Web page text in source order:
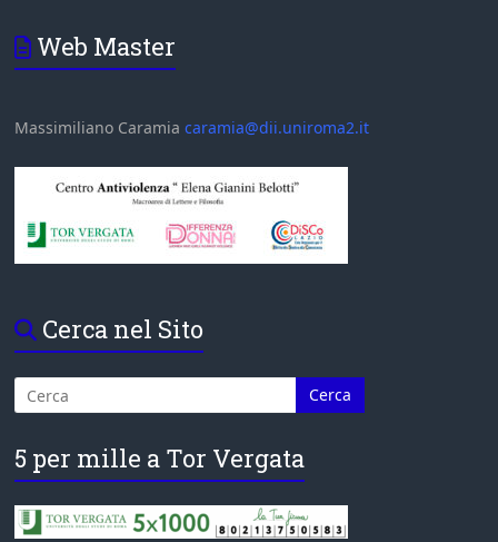
Web Master
Massimiliano Caramiacaramia@dii.uniroma2.it
Cerca nel Sito
5 per mille a Tor Vergata